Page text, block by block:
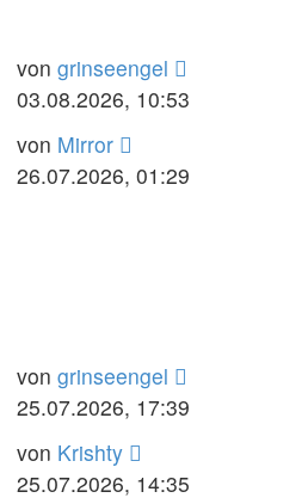
von grinseengel
03.08.2026, 10:53
von Mirror
26.07.2026, 01:29
von grinseengel
25.07.2026, 17:39
von Krishty
25.07.2026, 14:35